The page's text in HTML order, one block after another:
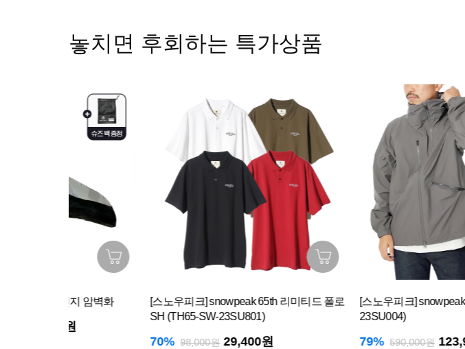
놓치면 후회하는 특가상품
[스노우피크] snowpeak 65th 리미티드 폴로
SH (TH65-SW-23SU801)
29,400원
[스노우피크] snowpeak 3L 레인 자켓 (JK-
123,900원